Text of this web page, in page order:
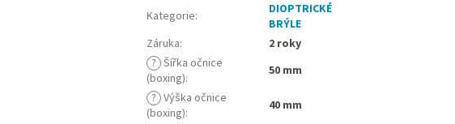
Kategorie:
DIOPTRICKÉ
BRÝLE
Záruka:
2 roky
? Šířka očnice
(boxing):
50 mm
? Výška očnice
(boxing):
40 mm